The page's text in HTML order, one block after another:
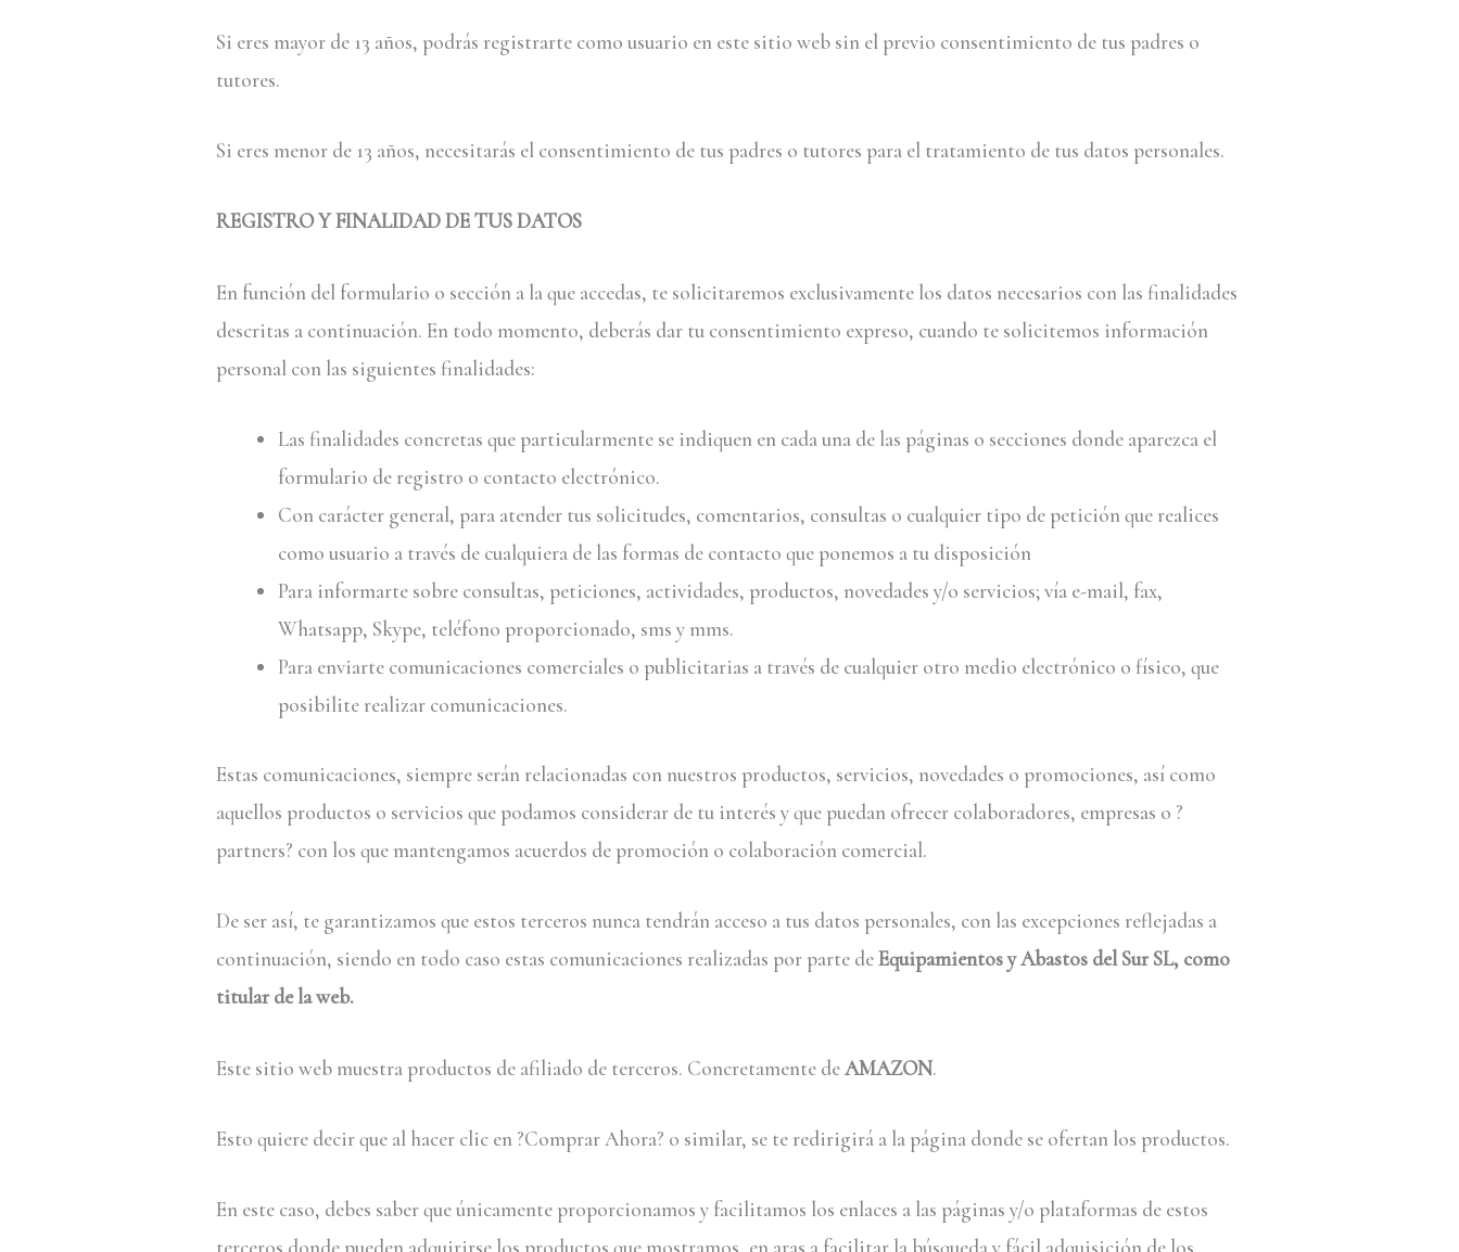
Si eres mayor de 13 años, podrás registrarte como usuario en este sitio web sin el previo consentimiento de tus padres o
tutores.
Si eres menor de 13 años, necesitarás el consentimiento de tus padres o tutores para el tratamiento de tus datos personales.
REGISTRO Y FINALIDAD DE TUS DATOS
En función del formulario o sección a la que accedas, te solicitaremos exclusivamente los datos necesarios con las finalidades
descritas a continuación. En todo momento, deberás dar tu consentimiento expreso, cuando te solicitemos información
personal con las siguientes finalidades:
Las finalidades concretas que particularmente se indiquen en cada una de las páginas o secciones donde aparezca el
formulario de registro o contacto electrónico.
Con carácter general, para atender tus solicitudes, comentarios, consultas o cualquier tipo de petición que realices
como usuario a través de cualquiera de las formas de contacto que ponemos a tu disposición
Para informarte sobre consultas, peticiones, actividades, productos, novedades y/o servicios; vía e-mail, fax,
Whatsapp, Skype, teléfono proporcionado, sms y mms.
Para enviarte comunicaciones comerciales o publicitarias a través de cualquier otro medio electrónico o físico, que
posibilite realizar comunicaciones.
Estas comunicaciones, siempre serán relacionadas con nuestros productos, servicios, novedades o promociones, así como
aquellos productos o servicios que podamos considerar de tu interés y que puedan ofrecer colaboradores, empresas o ?
partners? con los que mantengamos acuerdos de promoción o colaboración comercial.
De ser así, te garantizamos que estos terceros nunca tendrán acceso a tus datos personales, con las excepciones reflejadas a
continuación, siendo en todo caso estas comunicaciones realizadas por parte deEquipamientos y Abastos del Sur SL, como
titular de la web.
Este sitio web muestra productos de afiliado de terceros. Concretamente de AMAZON.
Esto quiere decir que al hacer clic en ?Comprar Ahora? o similar, se te redirigirá a la página donde se ofertan los productos.
En este caso, debes saber que únicamente proporcionamos y facilitamos los enlaces a las páginas y/o plataformas de estos